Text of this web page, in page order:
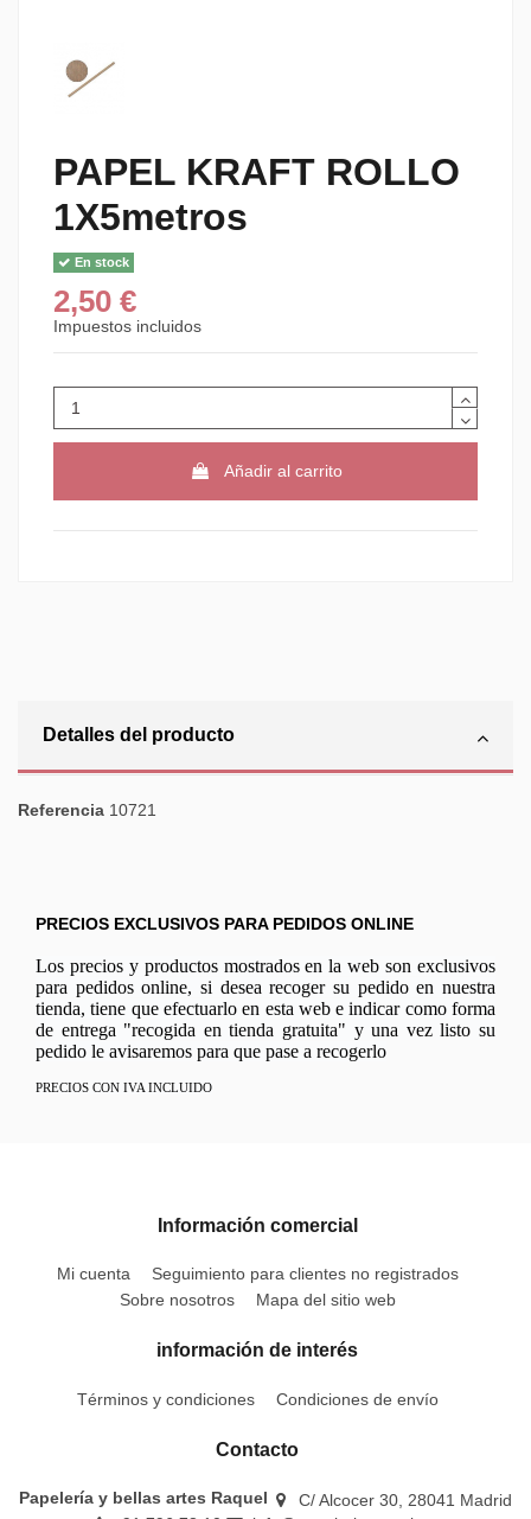
PAPEL KRAFT ROLLO
1X5metros
En stock
2,50 €
Impuestos incluidos
Añadir al carrito
Detalles del producto
Referencia 10721
PRECIOS EXCLUSIVOS PARA PEDIDOS ONLINE
Los precios y productos mostrados en la web son exclusivos
para pedidos online, si desea recoger su pedido en nuestra
tienda, tiene que efectuarlo en esta web e indicar como forma
de entrega "recogida en tienda gratuita" y una vez listo su
pedido le avisaremos para que pase a recogerlo
PRECIOS CON IVA INCLUIDO
Información comercial
Mi cuenta
Seguimiento para clientes no registrados
Sobre nosotros
Mapa del sitio web
información de interés
Términos y condiciones Condiciones de envío
Contacto
Papelería y bellas artes Raquel
C/ Alcocer 30, 28041 Madrid